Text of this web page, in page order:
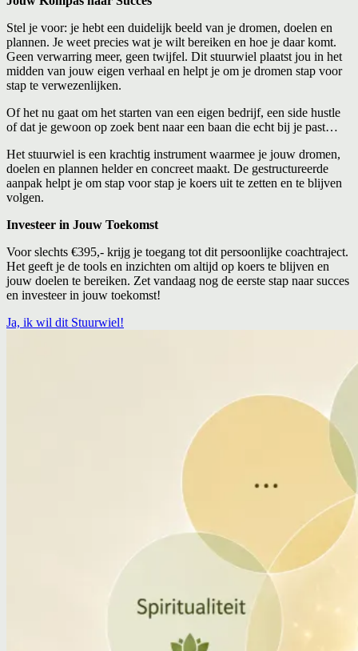
Stel je voor: je hebt een duidelijk beeld van je dromen, doelen en
plannen. Je weet precies wat je wilt bereiken en hoe je daar komt.
Geen verwarring meer, geen twijfel. Dit stuurwiel plaatst jou in het
midden van jouw eigen verhaal en helpt je om je dromen stap voor
stap te verwezenlijken.
Of het nu gaat om het starten van een eigen bedrijf, een side hustle
of dat je gewoon op zoek bent naar een baan die echt bij je past…
Het stuurwiel is een krachtig instrument waarmee je jouw dromen,
doelen en plannen helder en concreet maakt. De gestructureerde
aanpak helpt je om stap voor stap je koers uit te zetten en te blijven
volgen.
Investeer in Jouw Toekomst
Voor slechts €395,- krijg je toegang tot dit persoonlijke coachtraject.
Het geeft je de tools en inzichten om altijd op koers te blijven en
jouw doelen te bereiken. Zet vandaag nog de eerste stap naar succes
en investeer in jouw toekomst!
Ja, ik wil dit Stuurwiel!